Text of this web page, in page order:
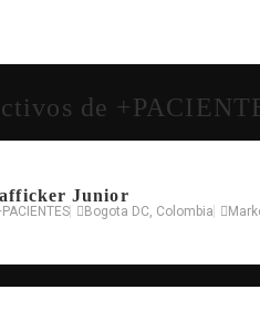
de
Junior
Bogota DC, Colombia